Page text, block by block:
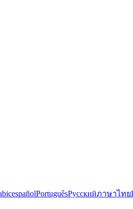
españolPortuguêsРусскийภาษาไทย